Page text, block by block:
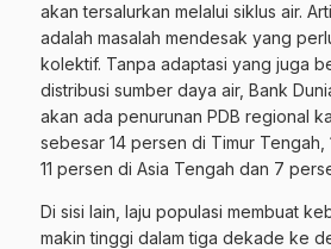
akan tersalurkan melalui siklus air.
adalah masalah mendesak yang
kolektif. Tanpa adaptasi yang juga
distribusi sumber daya air, Bank
akan ada penurunan PDB regional
sebesar 14 persen di Timur Tengah,
11 persen di Asia Tengah dan 7
Di sisi lain, laju populasi membuat
makin tinggi dalam tiga dekade ke